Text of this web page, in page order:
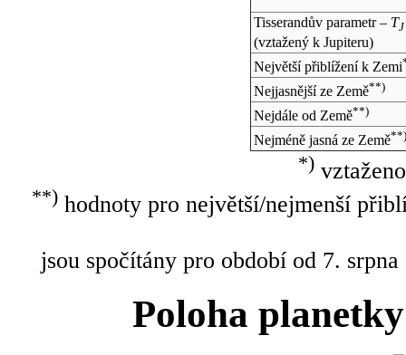
Tisserandův parametr – TJ
(vztažený k Jupiteru)
Největší přiblížení k Zemi
Nejjasnější ze Země**)
Nejdále od Země**)
Nejméně jasná ze Země**)
*)
**)hodnoty pro největší/nejmenší
jsou spočítány pro období od 7.
Poloha